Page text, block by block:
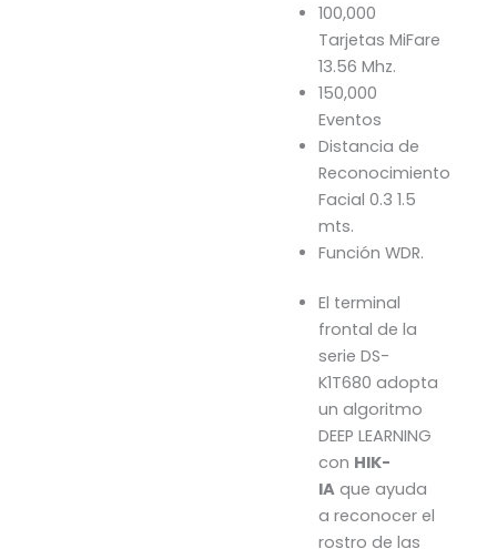
100,000
Tarjetas MiFare
13.56 Mhz.
150,000
Eventos
Distancia de
Reconocimiento
Facial 0.3 1.5
mts.
Función WDR.
El terminal
frontal de la
serie DS-
K1T680 adopta
un algoritmo
DEEP LEARNING
con HIK-
IA que ayuda
a reconocer el
rostro de las